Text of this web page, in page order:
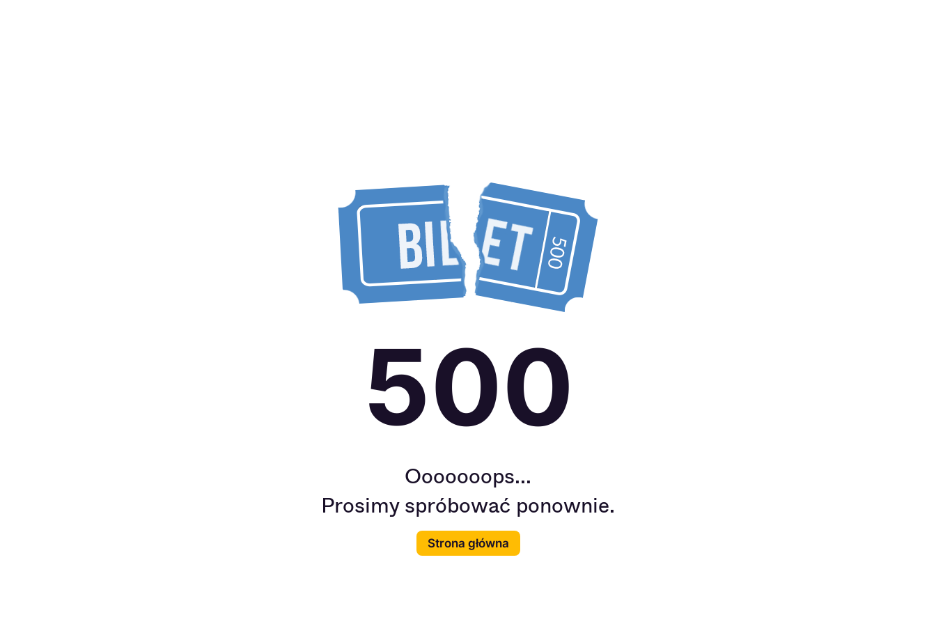
500
Ooooooops...
Prosimy spróbować ponownie.
Strona główna